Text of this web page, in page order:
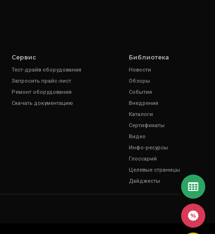
Сервис
Тест-драйв оборудования
Запросить прайс-лист
Ремонт оборудования
Скачать документацию
Библиотека
Новости
Обзоры
События
Внедрения
Каталоги
Сертификаты
Видео
Инфо-ресурсы
Глоссарий
Целевые страницы
Дайджесты